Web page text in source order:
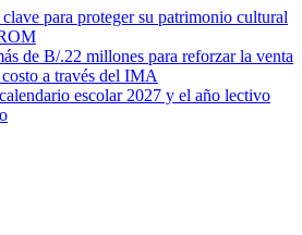
clave para proteger su patrimonio cultural
de B/.22 millones para reforzar la venta
a través del IMA
escolar 2027 y el año lectivo